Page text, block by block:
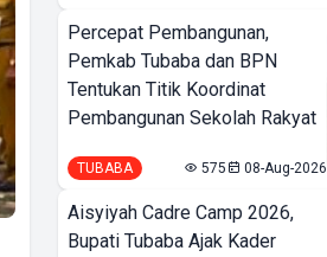
Percepat Pembangunan,
Pemkab Tubaba dan BPN
Tentukan Titik Koordinat
Pembangunan Sekolah Rakyat
TUBABA 575 08-Aug-2026
Aisyiyah Cadre Camp 2026,
Bupati Tubaba Ajak Kader